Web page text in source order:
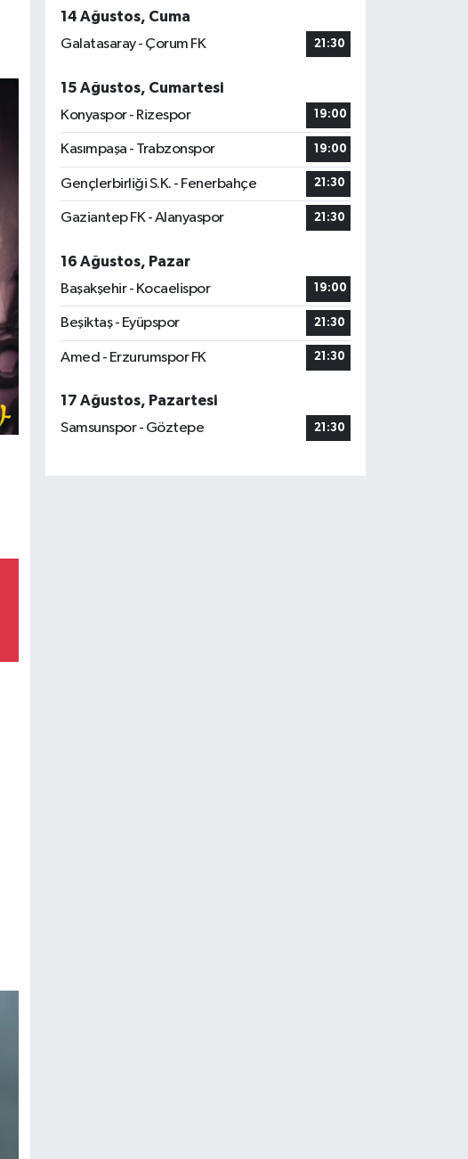
14 Ağustos, Cuma
Galatasaray - Çorum FK
21:30
15 Ağustos, Cumartesi
Konyaspor - Rizespor
19:00
Kasımpaşa - Trabzonspor 19:00
Gençlerbirliği S.K. - Fenerbahçe 21:30
Gaziantep FK - Alanyaspor 21:30
16 Ağustos, Pazar
Başakşehir - Kocaelispor
19:00
Beşiktaş - Eyüpspor 21:30
Amed - Erzurumspor FK 21:30
17 Ağustos, Pazartesi
Samsunspor - Göztepe
21:30